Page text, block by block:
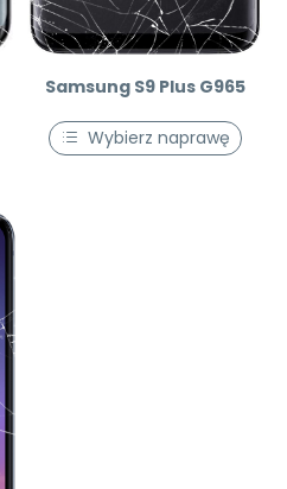
Samsung S9 Plus G965
Wybierz naprawę